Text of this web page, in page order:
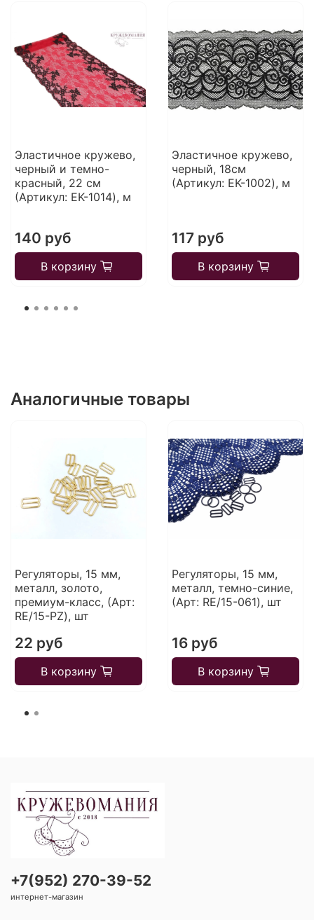
Эластичное кружево,
черный и темно-
красный, 22 см
(Артикул: EK-1014), м
140 руб
В корзину
Эластичное кружево,
черный, 18см
(Артикул: EK-1002), м
117 руб
В корзину
Аналогичные товары
Регуляторы, 15 мм,
металл, золото,
премиум-класс, (Арт:
RE/15-PZ), шт
22 руб
В корзину
Регуляторы, 15 мм,
металл, темно-синие,
(Арт: RE/15-061), шт
16 руб
В корзину
+7(952) 270-39-52
интернет-магазин